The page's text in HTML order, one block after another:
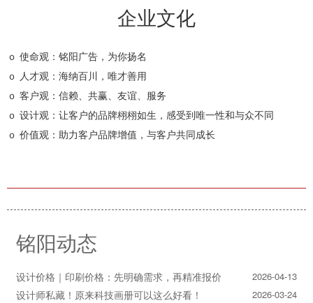
企业文化
ｏ 使命观：铭阳广告，为你扬名
ｏ 人才观：海纳百川，唯才善用
ｏ 客户观：信赖、共赢、友谊、服务
ｏ 设计观：让客户的品牌栩栩如生，感受到唯一性和与众不同
ｏ 价值观：助力客户品牌增值，与客户共同成长
铭阳动态
2026-04-13
设计价格｜印刷价格：先明确需求，再精准报价
2026-03-24
设计师私藏！原来科技画册可以这么好看！